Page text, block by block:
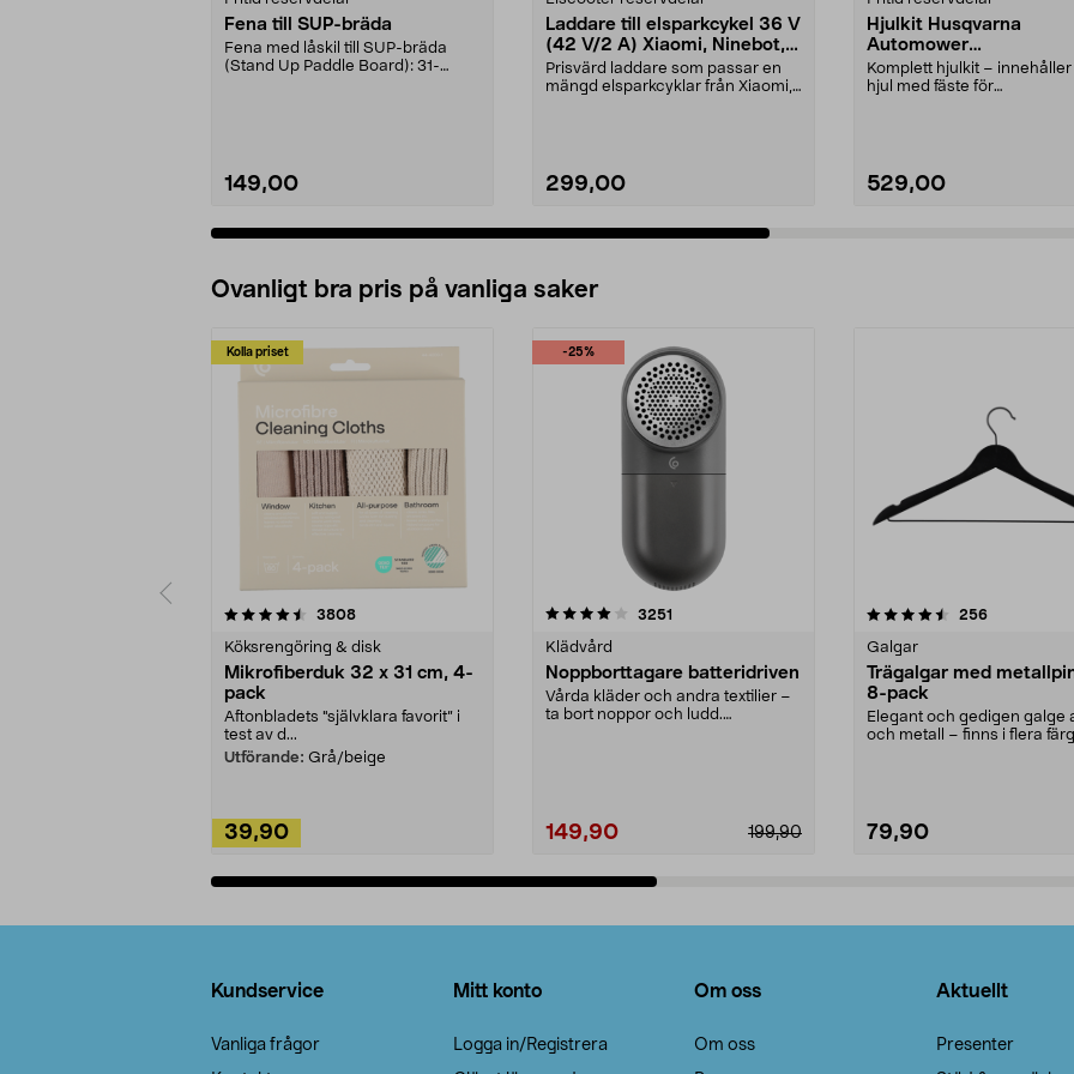
Fena till SUP-bräda
Fena med låskil till SUP-bräda
(Stand Up Paddle Board): 31-
149,00
Laddare till elsparkcykel 36 V
(42 V/2 A) Xiaomi, Ninebot,
E-Way m.fl.
Prisvärd laddare som passar en
mängd elsparkcyklar från Xiaomi,
299,00
Hjulkit Husqvarna
Automower
R4/305/310/315/405X/
Komplett hjulkit – innehåller
hjul med fäste för
529,00
Ovanligt bra pris på vanliga saker
Kolla priset
3808recensioner
Köksrengöring & disk
Mikrofiberduk 32 x 31 cm, 4-
pack
Aftonbladets "självklara favorit” i
test av d...
Utförande: Grå/beige
39,90
-25%
4.0av 5 stjärnor 3251
Klädvård
Noppborttagare batteridriven
Vårda kläder och andra textilier –
ta bort noppor och ludd.
199,90
149,90
4.5av 5 stjärnor 256recensioner
Galgar
Trägalgar med
8-pack
Elegant och gedigen galge
och metall – finns i flera
79,90
4.0av 5 stjärnor
Kundservice
Vanliga frågor
Mitt konto
Logga in/Registrera
Om oss
Om oss
Aktuellt
Presenter